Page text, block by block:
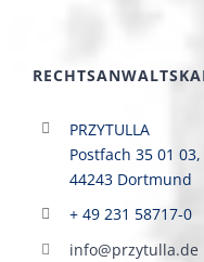
PRZYTULLA
Postfach 35 01 03,
44243 Dortmund
+ 49 231 58717-0
info@przytulla.de